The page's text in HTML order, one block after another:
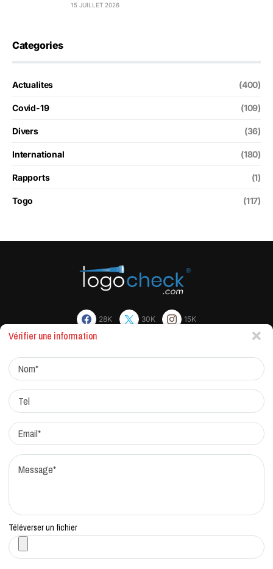
15 JUILLET 2026
Categories
Actualites (400)
Covid-19 (109)
Divers (36)
International (180)
Rapports (1)
Togo (117)
28K 30K 15K
Protocole de correction
Vérifier une information
Téléverser un fichier